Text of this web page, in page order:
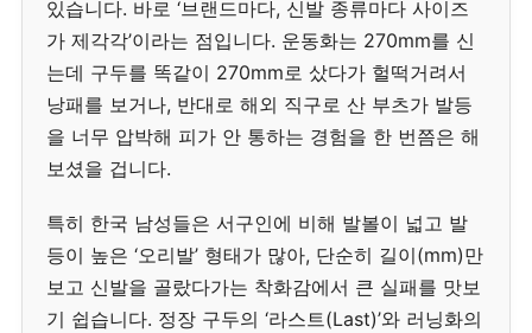
있습니다. 바로 ‘브랜드마다, 신발 종류마다 사이즈
가 제각각’이라는 점입니다. 운동화는 270mm를 신
는데 구두를 똑같이 270mm로 샀다가 헐떡거려서
낭패를 보거나, 반대로 해외 직구로 산 부츠가 발등
을 너무 압박해 피가 안 통하는 경험을 한 번쯤은 해
보셨을 겁니다.
특히 한국 남성들은 서구인에 비해 발볼이 넓고 발
등이 높은 ‘오리발’ 형태가 많아, 단순히 길이(mm)만
보고 신발을 골랐다가는 착화감에서 큰 실패를 맛보
기 쉽습니다. 정장 구두의 ‘라스트(Last)’와 러닝화의